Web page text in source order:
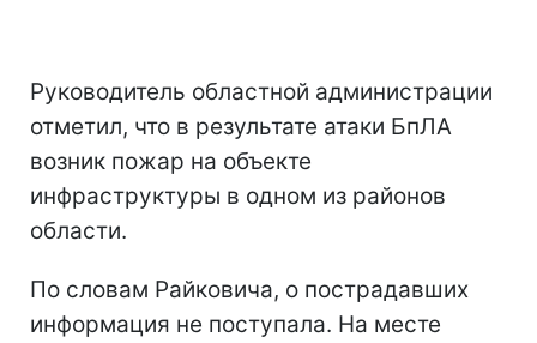
Руководитель областной администрации
отметил, что в результате атаки БпЛА
возник пожар на объекте
инфраструктуры в одном из районов
области.
По словам Райковича, о пострадавших
информация не поступала. На месте